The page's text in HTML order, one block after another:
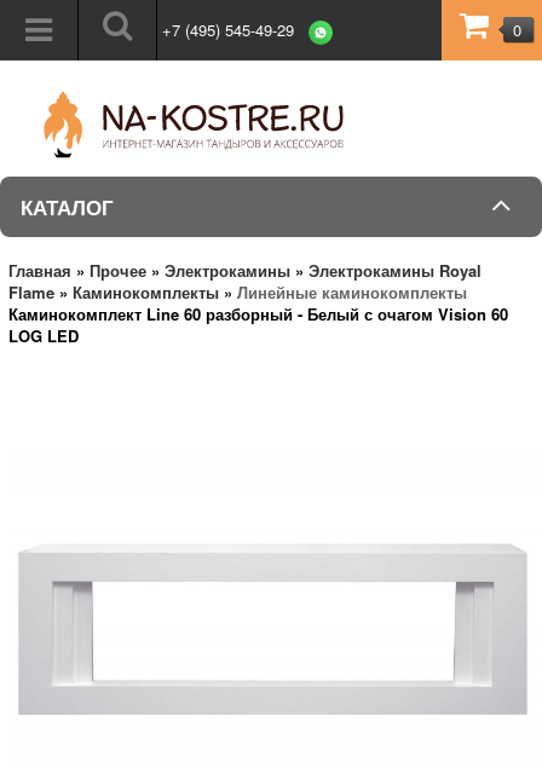
+7 (495) 545-49-29 0
КАТАЛОГ
Главная » Прочее » Электрокамины » Электрокамины Royal
Flame » Каминокомплекты » Линейные каминокомплекты
Каминокомплект Line 60 разборный - Белый с очагом Vision 60
LOG LED